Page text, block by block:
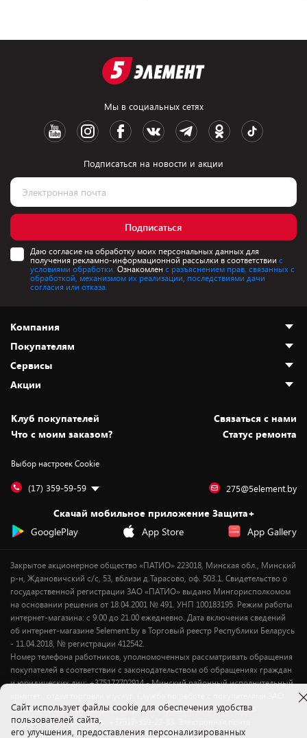
Мы в социальных сетях
Подписаться на новости и акции
Подписаться
Даю согласие на обработку моих персональных данных для
получения рекламно-информационной рассылки в соответствии с
условиями обработки. Ознакомлен с разъяснением прав, связанных с
обработкой, механизмом их реализации, последствиями дачи
согласия или отказа.
Компания
О нас
Адреса магазинов
Новости
Статьи и обзоры
Вакансии
Дай пять добру!
Покупателям
Как сделать заказ
Оплата и доставка
Безналичный расчёт
Обмен и возврат товара
Обработка персональных данных
Подарочные карты
Сервисы
Установка техники
Для игровых консолей
Для мобильных устройств
Для компьютеров
Сервисные центры
Акции
Скидки и промокоды
Белорусские товары
Бонусы
Оплата частями
Новинки
Клуб покупателей
Cвязаться с нами
Что с моим заказом?
Статус ремонта
Выбор настроек Cookie
(17) 359-59-59 275@5element.by
Скачай мобильное приложение Защита+
GooglePlay
App Store App Gallery
Закрытое акционерное общество «ПАТИО» 223018, Минская обл., Минский
р-н, Ждановичский с/с, 53, вблизи д.Тарасово, оф. 503.1. Свидетельство о
государственной регистрации ЗАО «ПАТИО» выдано Мингорисполкомом
на основании решения от 18.04.2001 № 491. УНП 100183195. Режим работы
интернет-магазина: с 9.00 до 21.00 ежедневно. Дата включения сведений
об интернет-магазине 5element.by в Торговый реестр Республики Беларусь
- 11.04.2018, № регистрации 412542.
Номер телефона работников, уполномоченных рассматривать обращения
покупателей в соответствии с законодательством об обращениях граждан
и юридических лиц: +375172702914 - Минский районный исполнительный
«ПАТИО» (по вопросам рассмотрения обращения покупателей о
нарушении их прав): Тел.: +37517-359-23-83. Электронная почта:
5@5element.by
Cайт использует файлы cookie для обеспечения удобства
пользователей сайта,
его улучшения, предоставления персонализированных